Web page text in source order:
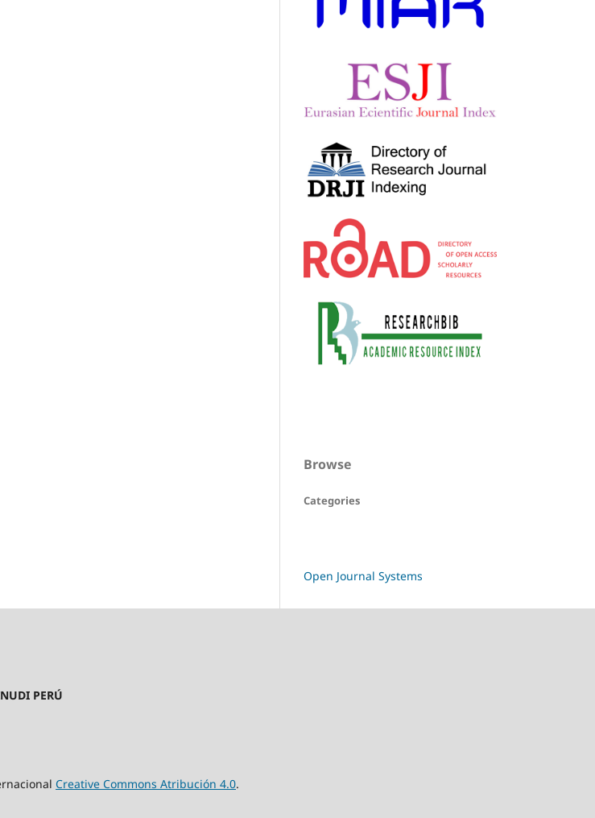
Browse
Categories
Open Journal Systems
PERÚ
Creative Commons Atribución 4.0.